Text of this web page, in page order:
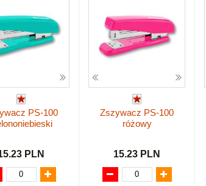
PS-100
PLN
Zszywacz PS-100
różowy
15.23 PLN